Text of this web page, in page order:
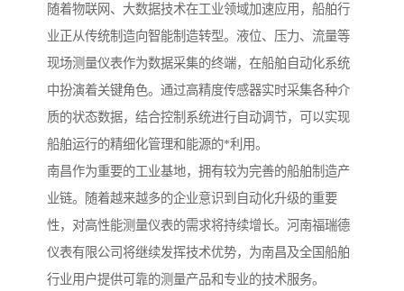
随着物联网、大数据技术在工业领域加速应用，船舶行
业正从传统制造向智能制造转型。液位、压力、流量等
现场测量仪表作为数据采集的终端，在船舶自动化系统
中扮演着关键角色。通过高精度传感器实时采集各种介
质的状态数据，结合控制系统进行自动调节，可以实现
船舶运行的精细化管理和能源的*利用。
南昌作为重要的工业基地，拥有较为完善的船舶制造产
业链。随着越来越多的企业意识到自动化升级的重要
性，对高性能测量仪表的需求将持续增长。河南福瑞德
仪表有限公司将继续发挥技术优势，为南昌及全国船舶
行业用户提供可靠的测量产品和专业的技术服务。